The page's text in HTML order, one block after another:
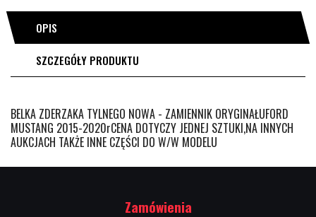
OPIS
SZCZEGÓŁY PRODUKTU
BELKA ZDERZAKA TYLNEGO NOWA - ZAMIENNIK ORYGINAŁUFORD
MUSTANG 2015-2020rCENA DOTYCZY JEDNEJ SZTUKI,NA INNYCH
AUKCJACH TAKŻE INNE CZĘŚCI DO W/W MODELU
Zamówienia